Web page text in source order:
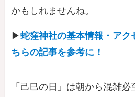
かもしれませんね。
▶蛇窪神社の基本情報・アク
ちらの記事を参考に！
「己巳の日」は朝から混雑